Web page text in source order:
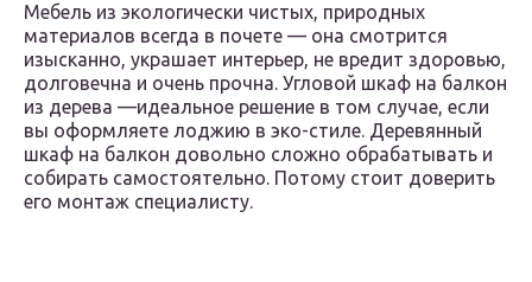
Мебель из экологически чистых, природных
материалов всегда в почете — она смотрится
изысканно, украшает интерьер, не вредит здоровью,
долговечна и очень прочна. Угловой шкаф на балкон
из дерева —идеальное решение в том случае, если
вы оформляете лоджию в эко-стиле. Деревянный
шкаф на балкон довольно сложно обрабатывать и
собирать самостоятельно. Потому стоит доверить
его монтаж специалисту.